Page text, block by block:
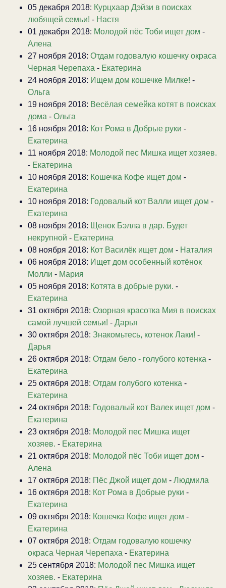
05 декабря 2018: Курцхаар Дэйзи в поисках
любящей семьи! - Настя
01 декабря 2018: Молодой пёс Тоби ищет дом -
Алена
27 ноября 2018: Отдам годовалую кошечку окраса
Черная Черепаха - Екатерина
24 ноября 2018: Ищем дом кошечке Милке! -
Ольга
19 ноября 2018: Весёлая семейка котят в поисках
дома - Ольга
16 ноября 2018: Кот Рома в Добрые руки -
Екатерина
11 ноября 2018: Молодой пес Мишка ищет хозяев.
- Екатерина
10 ноября 2018: Кошечка Кофе ищет дом -
Екатерина
10 ноября 2018: Годовалый кот Валли ищет дом -
Екатерина
08 ноября 2018: Щенок Бэлла в дар. Будет
некрупной - Екатерина
08 ноября 2018: Кот Василёк ищет дом - Наталия
06 ноября 2018: Ищет дом особенный котёнок
Молли - Мария
05 ноября 2018: Котята в добрые руки. -
Екатерина
31 октября 2018: Озорная красотка Мия в поисках
самой лучшей семьи! - Дарья
30 октября 2018: Знакомьтесь, котенок Лаки! -
Дарья
26 октября 2018: Отдам бело - голубого котенка -
Екатерина
25 октября 2018: Отдам голубого котенка -
Екатерина
24 октября 2018: Годовалый кот Валек ищет дом -
Екатерина
23 октября 2018: Молодой пес Мишка ищет
хозяев. - Екатерина
21 октября 2018: Молодой пёс Тоби ищет дом -
Алена
17 октября 2018: Пёс Джой ищет дом - Людмила
16 октября 2018: Кот Рома в Добрые руки -
Екатерина
09 октября 2018: Кошечка Кофе ищет дом -
Екатерина
07 октября 2018: Отдам годовалую кошечку
окраса Черная Черепаха - Екатерина
25 сентября 2018: Молодой пес Мишка ищет
хозяев. - Екатерина